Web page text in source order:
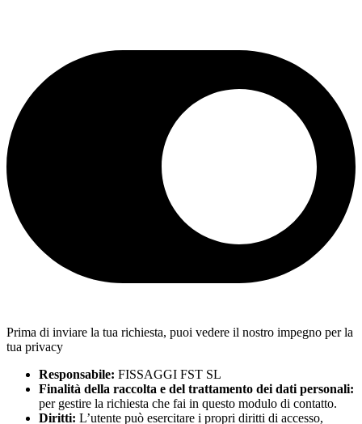
Prima di inviare la tua richiesta, puoi vedere il nostro impegno per la
tua privacy
Responsabile: FISSAGGI FST SL
Finalità della raccolta e del trattamento dei dati personali:
per gestire la richiesta che fai in questo modulo di contatto.
Diritti: L’utente può esercitare i propri diritti di accesso,